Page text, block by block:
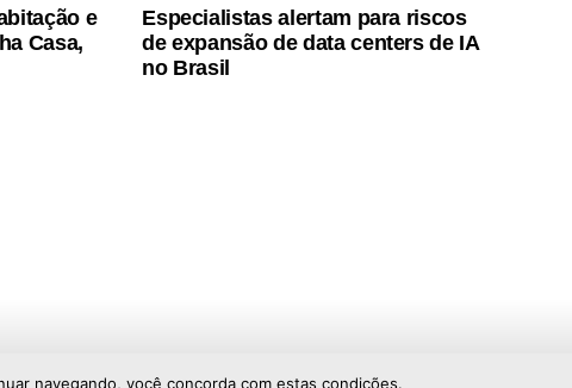
e
Casa,
Especialistas alertam para riscos
de expansão de data centers de IA
no Brasil
navegando, você concorda com estas condições.